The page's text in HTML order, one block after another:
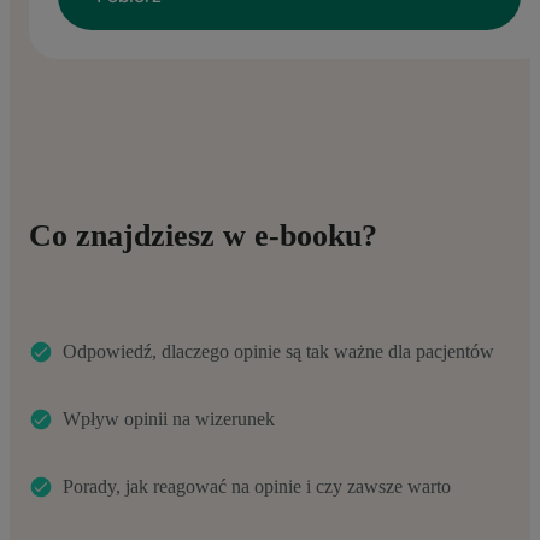
Co znajdziesz w e-booku?
Odpowiedź, dlaczego opinie są tak ważne dla pacjentów
Wpływ opinii na wizerunek
Porady, jak reagować na opinie i czy zawsze warto